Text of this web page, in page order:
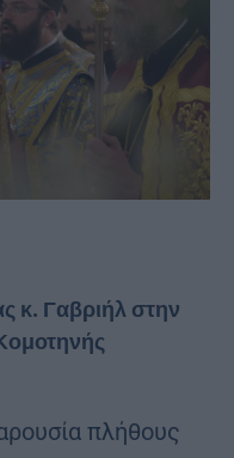
κ. Γαβριήλ στην
πλήθους